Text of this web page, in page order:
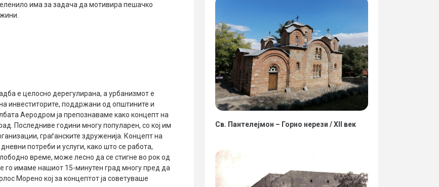
има за задача да мотивира пешачко
е целосно дерегулирана, а урбанизмот е
инвеститорите, поддржани од општините и
Аеродром ја препознаваме како концепт на
Последниве години многу популарен, со кој им
граѓанските здруженија. Концепт на
потреби и услуги, како што се работа,
време, може лесно да се стигне во рок од
имаме нашиот 15-минутен град многу пред да
Морено кој за концептот ја советуваше
Св. Пантелејмон – Горно нерези / XII век